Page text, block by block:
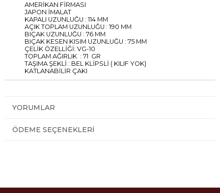
AMERİKAN FİRMASI
JAPON İMALAT
KAPALI UZUNLUĞU : 114 MM
AÇIK TOPLAM UZUNLUĞU : 190 MM
BIÇAK UZUNLUĞU : 76 MM
BIÇAK KESEN KISIM UZUNLUĞU : 75 MM
ÇELİK ÖZELLİĞİ: VG-10
TOPLAM AĞIRLIK : 71 GR
TAŞIMA ŞEKLİ : BEL KLİPSLİ ( KILIF YOK)
KATLANABİLİR ÇAKI
YORUMLAR
ÖDEME SEÇENEKLERI